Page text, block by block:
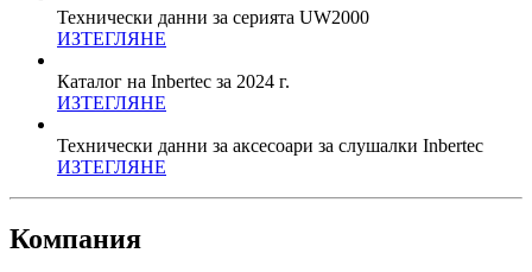
Технически данни за серията UW2000
ИЗТЕГЛЯНЕ
Каталог на Inbertec за 2024 г.
ИЗТЕГЛЯНЕ
Технически данни за аксесоари за слушалки Inbertec
ИЗТЕГЛЯНЕ
Компания